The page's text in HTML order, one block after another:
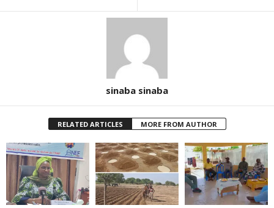
sinaba sinaba
RELATED ARTICLES MORE FROM AUTHOR